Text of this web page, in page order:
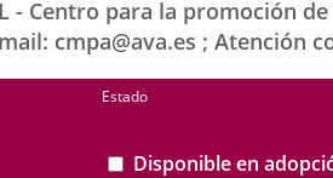
- Centro para la
cmpa@ava.es ; Atención
Estado
Disponible en